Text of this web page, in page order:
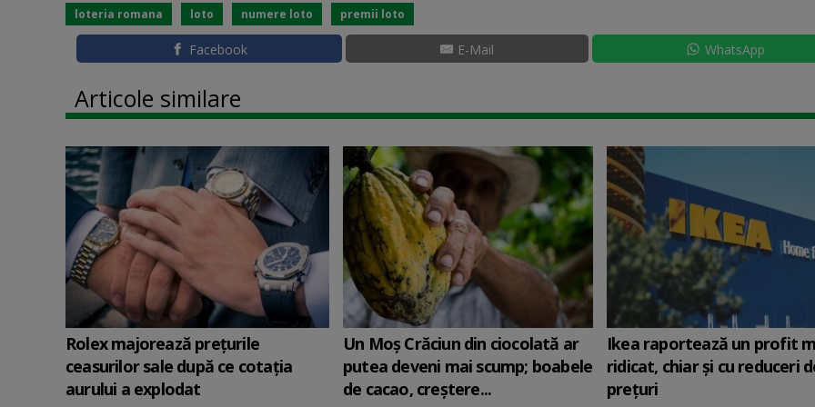
loteria romana loto numere loto premii loto
Facebook E-Mail WhatsApp
Articole similare
Rolex majorează preţurile
ceasurilor sale după ce cotaţia
aurului a explodat
Un Moş Crăciun din ciocolată ar
putea deveni mai scump; boabele
de cacao, creştere...
Ikea raportează un profit
ridicat, chiar și cu reduceri
preţuri